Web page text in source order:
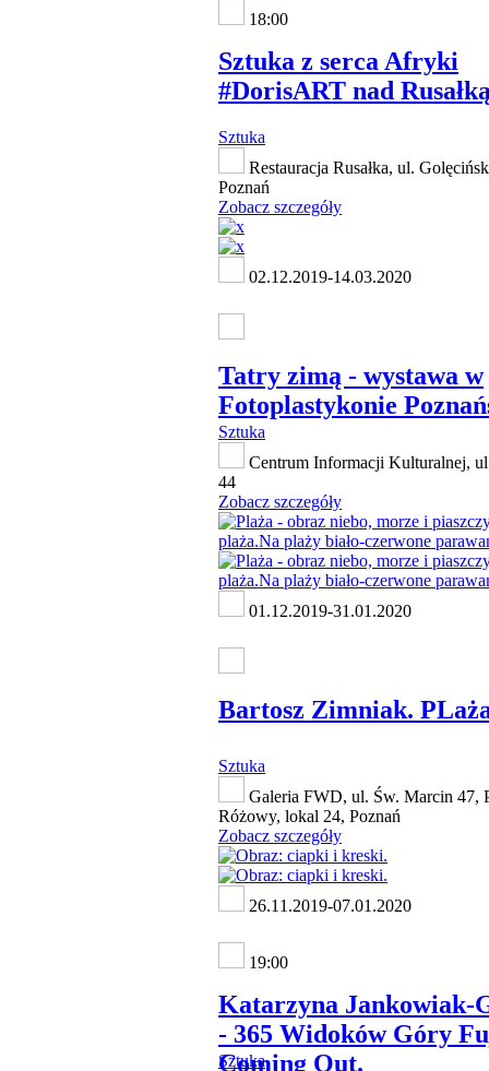
18:00
Sztuka z serca Afryki
#DorisART nad
Sztuka
Restauracja Rusałka, ul.
Poznań
Zobacz szczegóły
02.12.2019-14.03.2020
Tatry zimą - wystawa w
Fotoplastykonie
Sztuka
Centrum Informacji Kulturalnej,
44
Zobacz szczegóły
01.12.2019-31.01.2020
Bartosz Zimniak.
Sztuka
Galeria FWD, ul. Św. Marcin 47,
Różowy, lokal 24, Poznań
Zobacz szczegóły
26.11.2019-07.01.2020
19:00
Katarzyna Jankowiak-
- 365 Widoków Góry
Coming Out.
Sztuka